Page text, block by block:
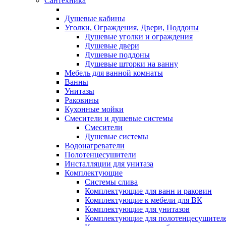
Душевые кабины
Уголки, Ограждения, Двери, Поддоны
Душевые уголки и ограждения
Душевые двери
Душевые поддоны
Душевые шторки на ванну
Мебель для ванной комнаты
Ванны
Унитазы
Раковины
Кухонные мойки
Смесители и душевые системы
Смесители
Душевые системы
Водонагреватели
Полотенцесушители
Инсталляции для унитаза
Комплектующие
Системы слива
Комплектующие для ванн и раковин
Комплектующие к мебели для ВК
Комплектующие для унитазов
Комплектующие для